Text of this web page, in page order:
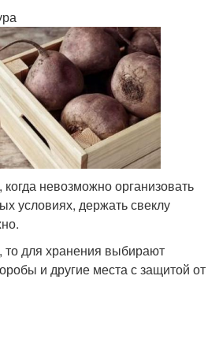
невозможно организовать
условиях, держать свеклу
то для хранения выбирают
и другие места с защитой от